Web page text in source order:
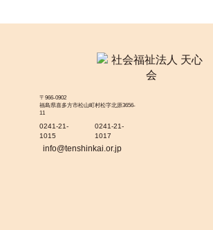
〒966-0902
福島県喜多方市松山町村松字北原3656-
11
0241-21-
1015
0241-21-
1017
info@tenshinkai.or.jp